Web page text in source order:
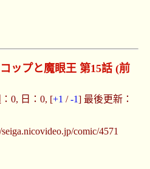
ップと魔眼王 第15話 (前
0, 日：0, [+1 /-1] 最後更新：
seiga.nicovideo.jp/comic/4571